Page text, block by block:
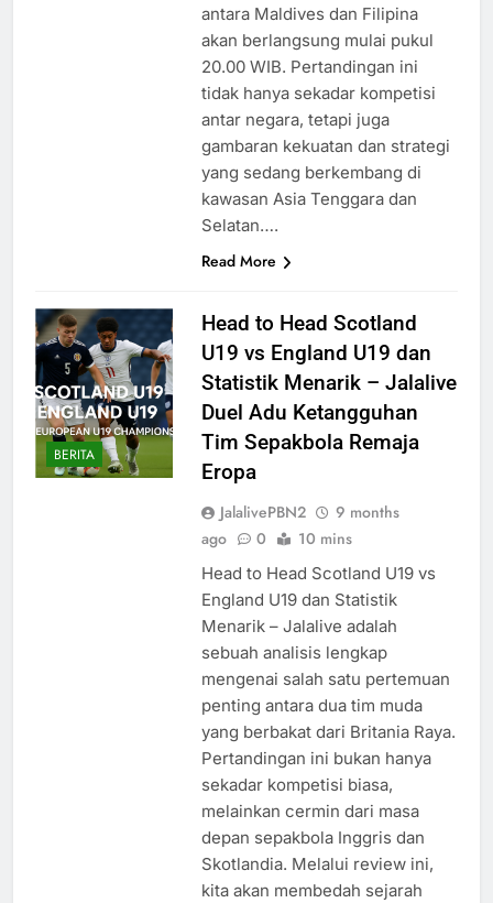
antara Maldives dan Filipina
akan berlangsung mulai pukul
20.00 WIB. Pertandingan ini
tidak hanya sekadar kompetisi
antar negara, tetapi juga
gambaran kekuatan dan strategi
yang sedang berkembang di
kawasan Asia Tenggara dan
Selatan….
Read More
BERITA
Head to Head Scotland
U19 vs England U19 dan
Statistik Menarik – Jalalive
Duel Adu Ketangguhan
Tim Sepakbola Remaja
Eropa
JalalivePBN2
9 months
ago
0 10 mins
Head to Head Scotland U19 vs
England U19 dan Statistik
Menarik – Jalalive adalah
sebuah analisis lengkap
mengenai salah satu pertemuan
penting antara dua tim muda
yang berbakat dari Britania Raya.
Pertandingan ini bukan hanya
sekadar kompetisi biasa,
melainkan cermin dari masa
depan sepakbola Inggris dan
Skotlandia. Melalui review ini,
kita akan membedah sejarah